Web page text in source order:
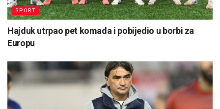
SPORT
Hajduk utrpao pet komada i pobijedio u borbi za
Europu